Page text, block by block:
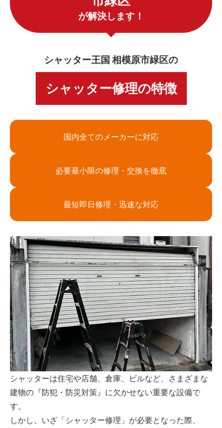
が解決します！
シャッター王国 相模原市緑区の
シャッター修理の特徴
国内全てのメーカーに対応
必要最小限の修理・交換を徹底
最短即日修理・迅速な対応
シャッターは住宅や店舗、倉庫、ビルなど、さまざまな
建物の『防犯・防災対策』に欠かせない重要な設備で
す。
しかし、いざ「シャッター修理」が必要となった際、